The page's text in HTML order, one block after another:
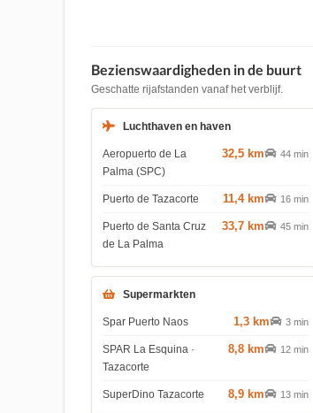
Bezienswaardigheden in de buurt
Geschatte rijafstanden vanaf het verblijf.
Luchthaven en haven
Aeropuerto de La
Palma (SPC)
32,5 km 44 min
Puerto de Tazacorte 11,4 km 16 min
Puerto de Santa Cruz
de La Palma
33,7 km 45 min
Supermarkten
Spar Puerto Naos 1,3 km 3 min
SPAR La Esquina ·
Tazacorte
8,8 km 12 min
SuperDino Tazacorte 8,9 km 13 min